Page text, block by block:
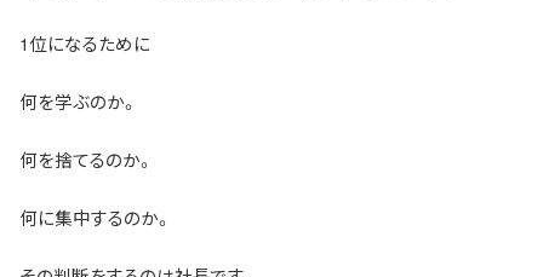
1位になるために
何を学ぶのか。
何を捨てるのか。
何に集中するのか。